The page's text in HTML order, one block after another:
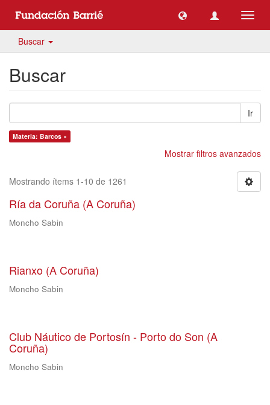
Buscar
Buscar
Ir
Materia: Barcos ×
Mostrar filtros avanzados
Mostrando ítems 1-10 de 1261
Ría da Coruña (A Coruña)
Moncho Sabin
Rianxo (A Coruña)
Moncho Sabin
Club Náutico de Portosín - Porto do Son (A
Coruña)
Moncho Sabin